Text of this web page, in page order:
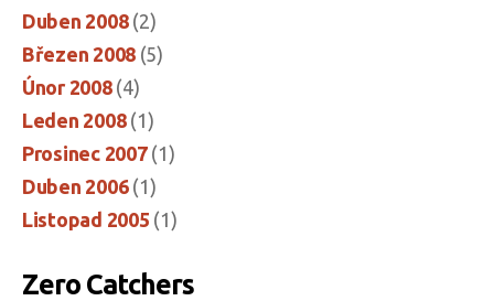
Duben 2008(2)
Březen 2008 (5)
Únor 2008(4)
Leden 2008(1)
Prosinec 2007(1)
Duben 2006(1)
Listopad 2005 (1)
Zero Catchers